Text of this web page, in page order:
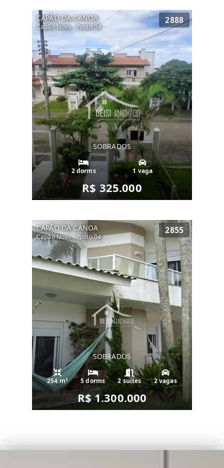
CAPÃO DA CANOA
Capão Novo - Posto 04
2888
SOBRADOS
2 dorms 1 vaga
R$ 325.000
CAPÃO DA CANOA
Capão Novo - Posto 04
2855
SOBRADOS
254 m² 5 dorms 2 suítes 2 vagas
R$ 1.300.000